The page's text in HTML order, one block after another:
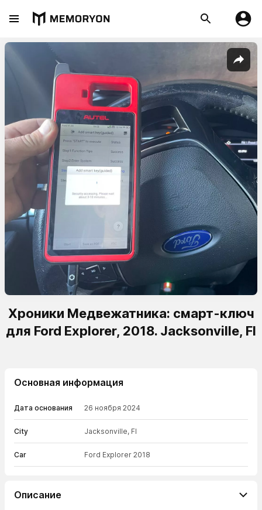
Хроники Медвежатника: смарт-ключ
для Ford Explorer, 2018. Jacksonville, Fl
Основная информация
Дата основания 26 ноября 2024
City Jacksonville, Fl
Car Ford Explorer 2018
Описание